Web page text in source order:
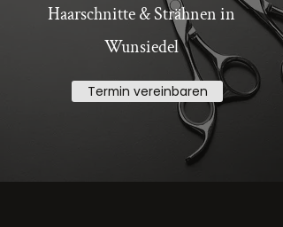
Haarschnitte & Strähnen in
Wunsiedel
Termin vereinbaren